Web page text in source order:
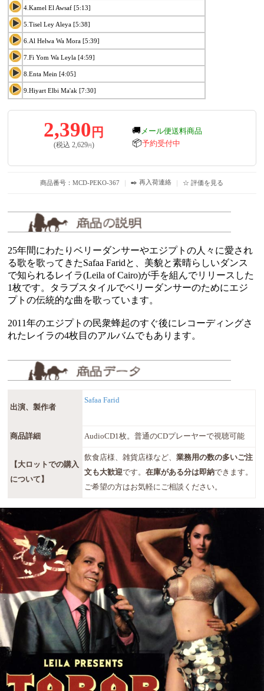
4.Kamel El Awsaf [5:13]
5.Tisel Ley Aleya [5:38]
6.Al Helwa Wa Mora [5:39]
7.Fi Yom Wa Leyla [4:59]
8.Enta Mein [4:05]
9.Hiyart Elbi Ma'ak [7:30]
2,390 円
(税込 2,629円)
🚚 メール便送料商品
📦予約受付中
商品番号：MCD-PEKO-367 ｜ ✒️ 再入荷連絡 ｜ ☆ 評価を見る
25年間にわたりベリーダンサーやエジプトの人々に愛され
る歌を歌ってきたSafaa Faridと、美貌と素晴らしいダンス
で知られるレイラ(Leila of Cairo)が手を組んでリリースした
1枚です。タラブスタイルでベリーダンサーのためにエジ
プトの伝統的な曲を歌っています。
2011年のエジプトの民衆蜂起のすぐ後にレコーディングさ
れたレイラの4枚目のアルバムでもあります。
出演、製作者
Safaa Farid
商品詳細 AudioCD1枚。普通のCDプレーヤーで視聴可能
【大ロットでの購入
について】
飲食店様、雑貨店様など、業務用の数の多いご注
文も大歓迎です。在庫がある分は即納できます。
ご希望の方はお気軽にご相談ください。